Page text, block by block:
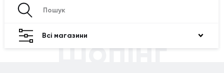
Всі магазини
Шопінг